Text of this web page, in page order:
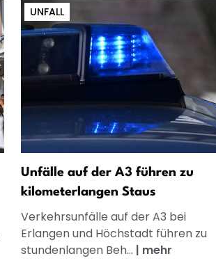
UNFALL
Unfälle auf der A3 führen zu
kilometerlangen Staus
Verkehrsunfälle auf der A3 bei
Erlangen und Höchstadt führen zu
stundenlangen Beh... | mehr